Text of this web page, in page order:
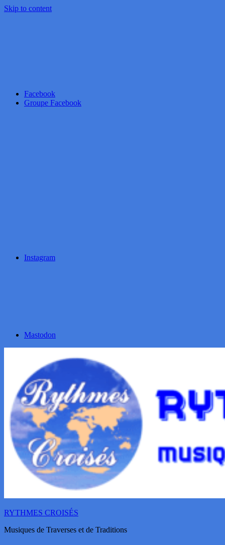
Skip to content
Facebook
Groupe Facebook
Instagram
Mastodon
RYTHMES CROISÉS
Musiques de Traverses et de Traditions